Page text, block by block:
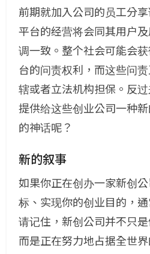
前期就加入公司的员工分
平台的经营将会同其用户
调一致。整个社会可能会
台的问责权利，而这些问
辖或者立法机构担保。反
提供给这些创业公司一种
的神话呢？
新的叙事
如果你正在创办一家新创
标、实现你的创业目的，
请记住，新创公司并不只是
而是正在努力地占据全世